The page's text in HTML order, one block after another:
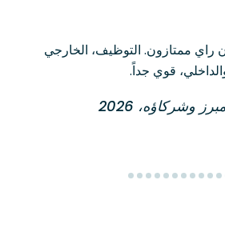
راي ممتازون. التوظيف، الخارجي
قوي جداً.
وشركاؤه، 2026